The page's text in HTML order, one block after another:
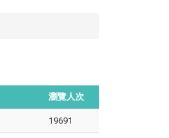
瀏覽人次
19691